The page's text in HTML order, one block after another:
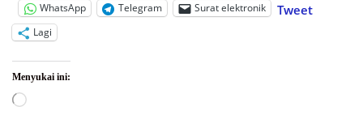
WhatsApp Telegram Surat elektronik Tweet
Lagi
Menyukai ini:
Memuat...